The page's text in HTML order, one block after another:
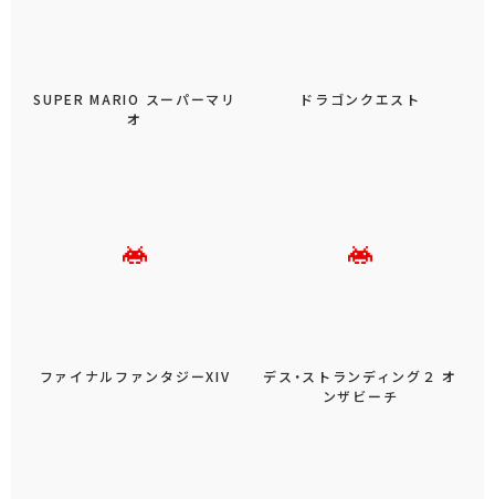
SUPER MARIO スーパーマリ
オ
ドラゴンクエスト
ファイナルファンタジーXIV
デス・ストランディング２ オ
ンザビーチ